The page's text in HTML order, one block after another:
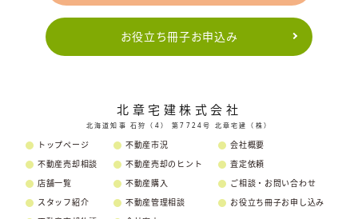
お役立ち冊子お申込み
北章宅建株式会社
北海道知事 石狩（4） 第7724号 北章宅建（株）
トップページ
不動産売却相談
店舗一覧
スタッフ紹介
不動産市況
不動産売却のヒント
不動産購入
不動産管理相談
会社概要
査定依頼
ご相談・お問い合わせ
お役立ち冊子お申し込み